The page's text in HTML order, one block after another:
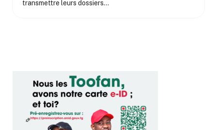
transmettre leurs dossiers…